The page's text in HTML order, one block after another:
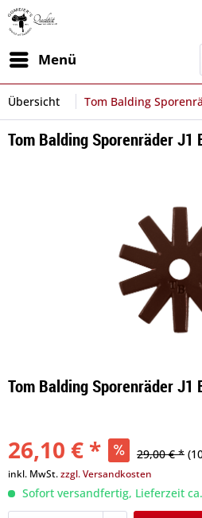
Menü
Übersicht Tom Balding
Tom Balding Sporenräder J1
Tom Balding Sporenräder J1
26,10 € * 29,00 € *
inkl. MwSt.zzgl. Versandkosten
Sofort versandfertig, Lieferzeit